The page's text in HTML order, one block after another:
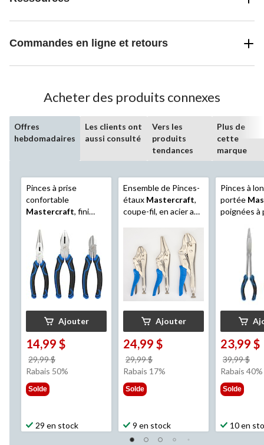
Commandes en ligne et retours
Acheter des produits connexes
Offres
hebdomadaires
Les clients ont
aussi consulté
Vers les
produits
tendances
Plus de
cette
marque
Pinces à prise
confortable
Mastercraft, fini
paq. 3
Ajouter
14,99 $
29,99 $
était
Rabais 50%
Solde
29 en stock
Ensemble de Pinces-
étaux Mastercraft,
coupe-fil, en acier au
Ajouter
24,99 $
29,99 $
était
Rabais 17%
Solde
9 en stock
Pinces à
portée
poignées à
antirouille,
23,99 $
39,99 $
Rabais 40%
Solde
10 en